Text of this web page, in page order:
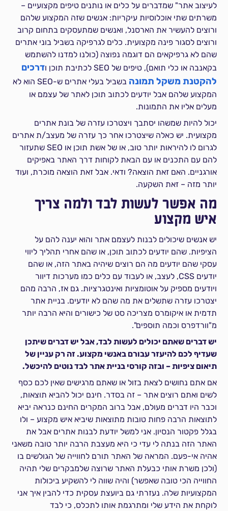
לעיצוב אתר" שמדברים על כלים או נותנים טיפים מקצועיים –
משרתים שתי אוכלוסיות עיקריות: אנשים שזה המקצוע שלהם
ורוצים להעשיר את הארסנל, ואנשים שמתעסקים בתחום קרוב
ורוצים לסגור פינה מקצועית. כלים לגרפיקה בשביל בוני אתרים
שהם לא גרפיקאים הם דוגמה נפוצה (כולנו למדנו להשתמש
בקאנבה או כלי תואם), טיפים של SEO לכתיבת תוכן ו
דרכים
להקטנת משקל תמונה
בשביל בעלי אתרים ש-SEO הוא לא
המקצוע שלהם אבל יודעים לכתוב תוכן לאתר של עצמם או
מעלים אליו את התמונות.
יכול להיות שמשהו יסתבך ויצטרכו עזרה של בונת אתרים
מקצועית. יש כאלה שיצטרכו אחר כך עזרה של מעצב/ת אתרים
לגרום לו להיראות יותר טוב, או של אשת תוכן או SEO שתעזור
להם עם התכנים או עם הבאת לקוחות דרך האתר באפיקים
אורגניים. האם זאת הוצאה? ודאי. אבל זאת הוצאה מוכרת, ועוד
יותר מזה – זאת השקעה.
מה אפשר לעשות לבד ולמה צריך
איש מקצוע
יש אנשים שיכולים לבנות לעצמם אתר והוא יענה להם על
הציפיות. שהם יודעים לכתוב תוכן, או שהם אחרי תהליך ליווי
עסקי שהם יודעים מה הם רוצים שיהיה באתר הזה, או שהם
יודעים CSS, לעצב, או לעבוד עם כלים כמו מערכות דיוור
ויודעים מספיק על אוטומציות ואינטגרציות. גם אז, הרבה מהם
יצטרכו עזרה שתשלים את מה שהם לא יודעים. בניית אתר
תדמית או איקומרס מצריכה סט של כישורים והיא הרבה יותר
מ"וורדפרס וכמה תוספים".
יש דברים שאתם יכולים לעשות לבד, אבל יש דברים שיתכן
שעדיף לכם להיעזר עבורם באנשי מקצוע. זה רק עניין של
תיאום ציפיות – ובזה קורסי בניית אתר לבד נוטים להיכשל.
אם אתם נחושים לצאת בזול או שאתם מרגישים שאין לכם כסף
לשים ואתם רוצים אתר – זה בסדר. חינם יכול להביא תוצאות,
וכבר היו דברים מעולם, אבל ברוב המקרים החינם כנראה יביא
לתוצאות הרבה פחות טובות מתוצאות שיביא איש מקצוע – ולו
בגלל פקטור הנסיון. אני למשל יודעת לבנות אתרים אבל את
האתר הזה בנתה לי עדי כי היא מעצבת הרבה יותר טובה משאני
אהיה אי-פעם. המראה של האתר תורם לחווייה של הגולשים בו
(ולכן משרת אותי כבעלת האתר שרוצה שלמבקרים שלי תהיה
החווייה הכי טובה שאפשר) והיה שווה לי להשקיע ביכולות
המקצועיות שלה. נעזרתי גם ביועצת עסקית כדי להבין איך אני
לוקחת את הידע שלי ומתרגמת אותו לתכלס, כי לבד